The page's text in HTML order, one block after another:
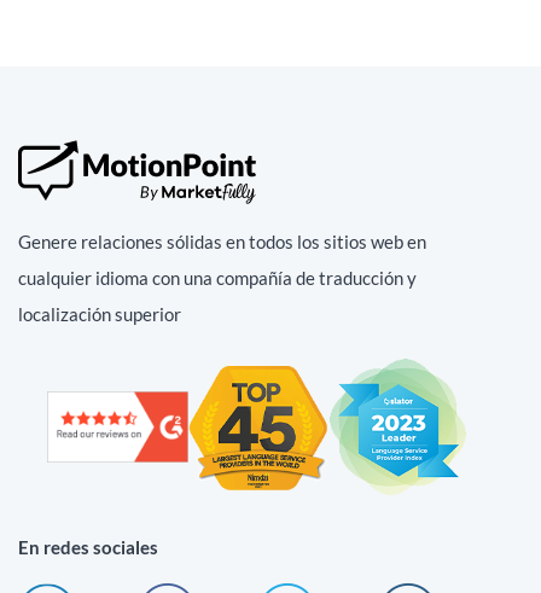
Genere relaciones sólidas en todos los sitios web en
cualquier idioma con una compañía de traducción y
localización superior
En redes sociales